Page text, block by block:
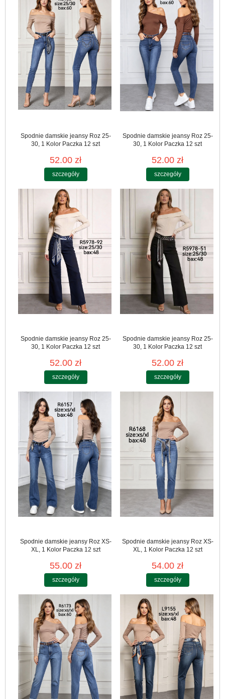
Spodnie damskie jeansy Roz 25-
30, 1 Kolor Paczka 12 szt
52.00 zł
szczegóły
Spodnie damskie jeansy Roz 25-
30, 1 Kolor Paczka 12 szt
52.00 zł
szczegóły
Spodnie damskie jeansy Roz 25-
30, 1 Kolor Paczka 12 szt
52.00 zł
szczegóły
Spodnie damskie jeansy Roz 25-
30, 1 Kolor Paczka 12 szt
52.00 zł
szczegóły
Spodnie damskie jeansy Roz XS-
XL, 1 Kolor Paczka 12 szt
55.00 zł
szczegóły
Spodnie damskie jeansy Roz XS-
XL, 1 Kolor Paczka 12 szt
54.00 zł
szczegóły